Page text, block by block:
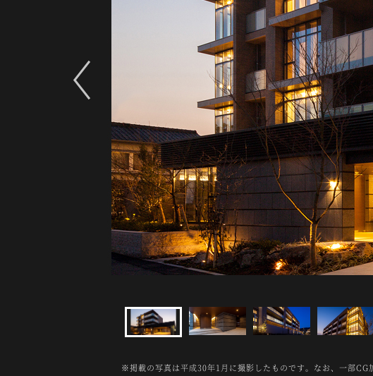
※掲載の写真は平成30年1月に撮影したものです。なお、一部CG